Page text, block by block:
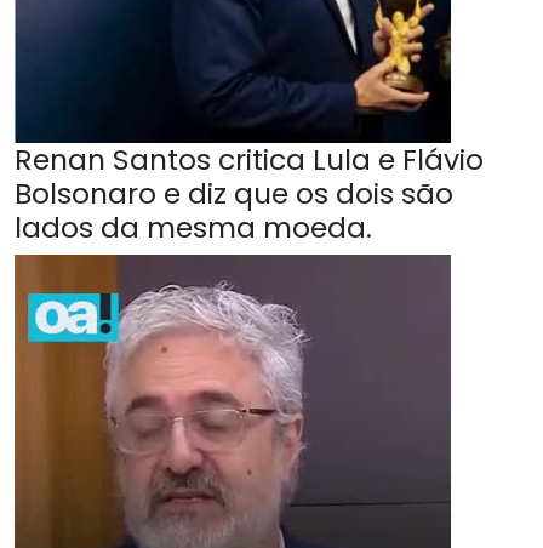
Renan Santos critica Lula e Flávio
Bolsonaro e diz que os dois são
lados da mesma moeda.